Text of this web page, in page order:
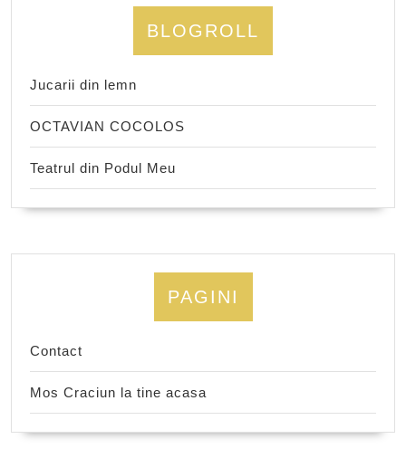
BLOGROLL
Jucarii din lemn
OCTAVIAN COCOLOS
Teatrul din Podul Meu
PAGINI
Contact
Mos Craciun la tine acasa